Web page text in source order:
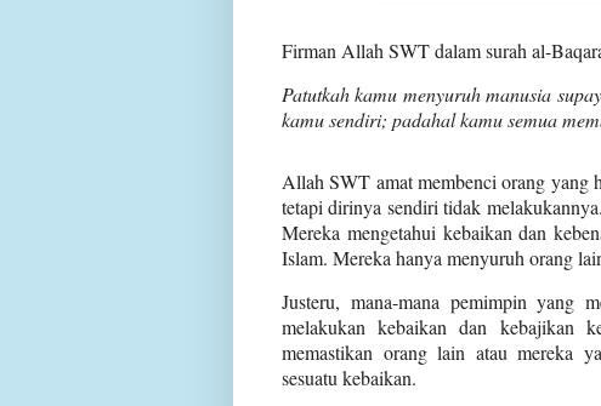
Firman Allah SWT dalam surah al-
Patutkah kamu menyuruh manusia
kamu sendiri; padahal kamu semua
Allah SWT amat membenci orang yang
tetapi dirinya sendiri tidak
Mereka mengetahui kebaikan dan
Islam. Mereka hanya menyuruh orang
Justeru, mana-mana pemimpin yang
melakukan kebaikan dan kebajikan
memastikan orang lain atau mereka
sesuatu kebaikan.